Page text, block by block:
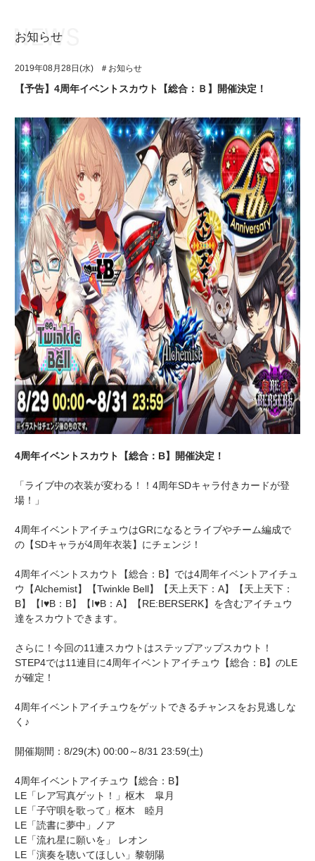
アプリゲーム
イベント・キャンペーン
ミュージック
グッズ・本
ギャラリー
ユニット&キャラクター
アプリゲーム
イベント・キャンペーン
ミュージック
グッズ・本
ギャラリー
お知らせ
2019年08月28日(水) ＃お知らせ
【予告】4周年イベントスカウト【総合：Ｂ】開催決定！
4周年イベントスカウト【総合：B】開催決定！
「ライブ中の衣装が変わる！！4周年SDキャラ付きカードが登
場！」
4周年イベントアイチュウはGRになるとライブやチーム編成で
の【SDキャラが4周年衣装】にチェンジ！
4周年イベントスカウト【総合：B】では4周年イベントアイチュ
ウ【Alchemist】【Twinkle Bell】【天上天下：A】【天上天下：
B】【I♥B：B】【I♥B：A】【RE:BERSERK】を含むアイチュウ
達をスカウトできます。
さらに！今回の11連スカウトはステップアップスカウト！
STEP4では11連目に4周年イベントアイチュウ【総合：B】のLE
が確定！
4周年イベントアイチュウをゲットできるチャンスをお見逃しな
く♪
開催期間：8/29(木) 00:00～8/31 23:59(土)
4周年イベントアイチュウ【総合：B】
LE「レア写真ゲット！」枢木 皐月
LE「子守唄を歌って」枢木 睦月
LE「読書に夢中」ノア
LE「流れ星に願いを」 レオン
LE「演奏を聴いてほしい」黎朝陽